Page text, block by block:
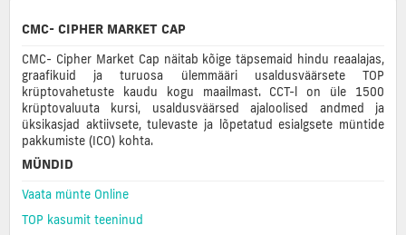
CMC- CIPHER MARKET CAP
CMC- Cipher Market Cap näitab kõige täpsemaid hindu reaalajas,
graafikuid ja turuosa ülemmääri usaldusväärsete TOP
krüptovahetuste kaudu kogu maailmast. CCT-l on üle 1500
krüptovaluuta kursi, usaldusväärsed ajaloolised andmed ja
üksikasjad aktiivsete, tulevaste ja lõpetatud esialgsete müntide
pakkumiste (ICO) kohta.
MÜNDID
Vaata münte Online
TOP kasumit teeninud